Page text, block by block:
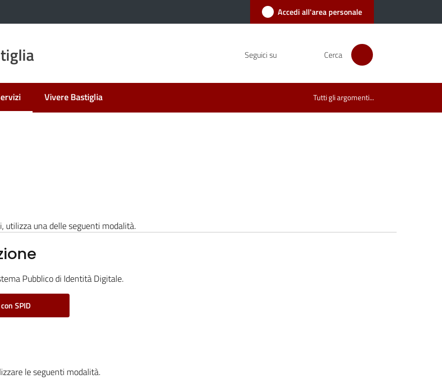
Accedi all'area personale
Seguici su Cerca
selezionatoVivere Bastiglia Tutti gli argomenti...
utilizza una delle seguenti modalità.
Pubblico di Identità Digitale.
SPID
le seguenti modalità.